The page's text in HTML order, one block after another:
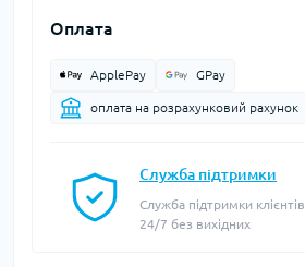
Оплата
ApplePay GPay
оплата на розрахунковий рахунок
Служба підтримки
Служба підтримки клієнтів
24/7 без вихідних